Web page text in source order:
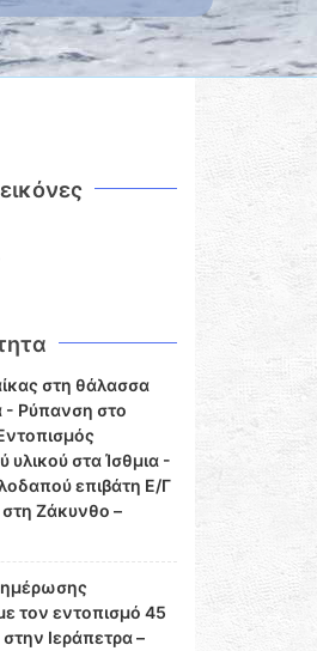
στη θάλασσα
- Ρύπανση στο
υλικού στα Ίσθμια -
επιβάτη Ε/Γ
στη Ζάκυνθο –
τον εντοπισμό 45
Ιεράπετρα –